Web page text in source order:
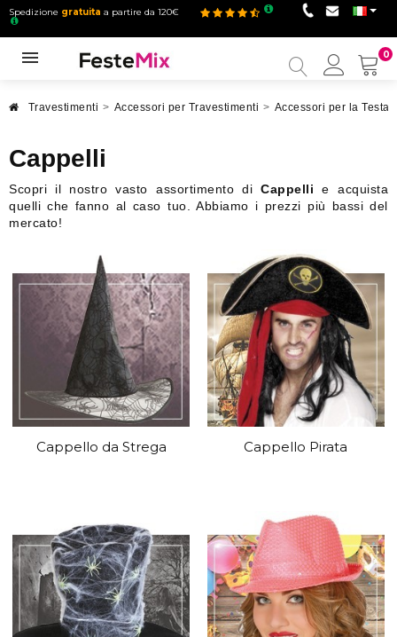
Spedizione gratuita a partire da 120€
0
mio
Travestimenti > Accessori per Travestimenti > Accessori per la Testa
Cappelli
Scopri il nostro vasto assortimento diCappelli e acquista
quelli che fanno al caso tuo. Abbiamo i prezzi più bassi del
mercato!
Cappello da Strega Cappello Pirata